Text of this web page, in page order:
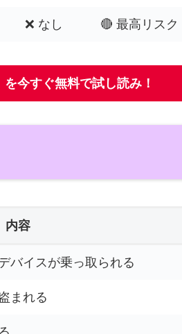
❌ なし 🔴 最高リスク
今すぐ無料で試し読み！
内容
バイスが乗っ取られる
まれる